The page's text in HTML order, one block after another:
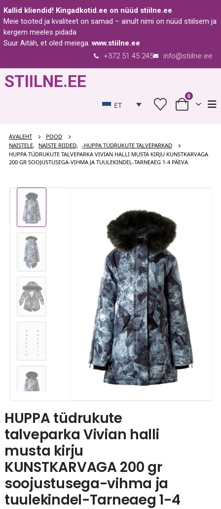
Kallid kliendid! Kingadkotid.ee on nüüd stiilne.ee
Meie tooted ja kvaliteet on samad – ainult nimi on nüüd stiilsem ja
kergem meeles pidada
Suur Aitäh, et oled meiega.www.stiilne.ee
info@stiilne.ee
+372 51 45 245
STIILNE.EE
ET
0
AVALEHT
POOD
NAISTELE, NAISTE RIIDED, -HUPPA TÜDRUKUTE TALVEPARKAD
HUPPA TÜDRUKUTE TALVEPARKA VIVIAN HALLI MUSTA KIRJU KUNSTKARVAGA
200 GR SOOJUSTUSEGA-VIHMA JA TUULEKINDEL-TARNEAEG 1-4 PÄEVA
HUPPA tüdrukute
talveparka Vivian halli
musta kirju
KUNSTKARVAGA 200 gr
soojustusega-vihma ja
tuulekindel-Tarneaeg 1-4